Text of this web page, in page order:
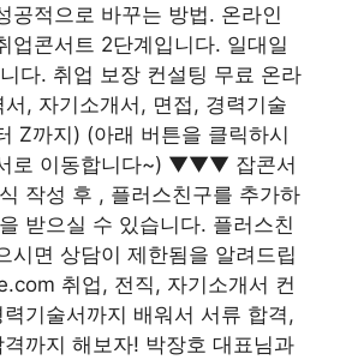
공적으로 바꾸는 방법. 온라인
업콘서트 2단계입니다. 일대일
다. 취업 보장 컨설팅 무료 온라
서, 자기소개서, 면접, 경력기술
Z까지) (아래 버튼을 클릭하시
로 이동합니다~) ▼▼▼ 잡콘서
작성 후 , 플러스친구를 추가하
받으실 수 있습니다. 플러스친
시면 상담이 제한됨을 알려드립
취업, 전직, 자기소개서 컨
기술서까지 배워서 서류 합격,
까지 해보자! 박장호 대표님과